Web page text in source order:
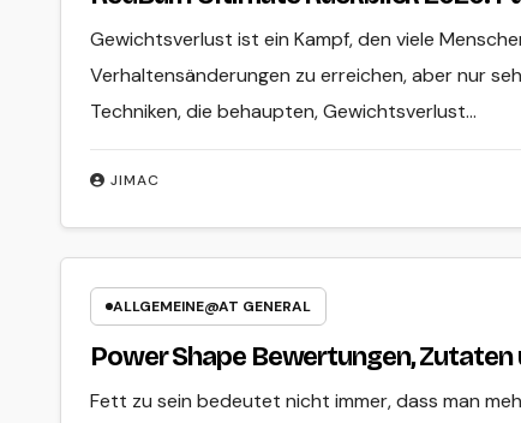
JIMAC
Gewichtsverlust ist ein Kampf, den viele
Verhaltensänderungen zu erreichen, aber nur
Techniken, die behaupten, Gewichtsverlust…
ALLGEMEINE@AT GENERAL
Power Shape Bewertungen, Zutaten
Fett zu sein bedeutet nicht immer, dass man